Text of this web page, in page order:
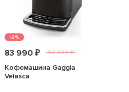
-9%
83 990 ₽ 92 389 ₽
Кофемашина Gaggia
Velasca